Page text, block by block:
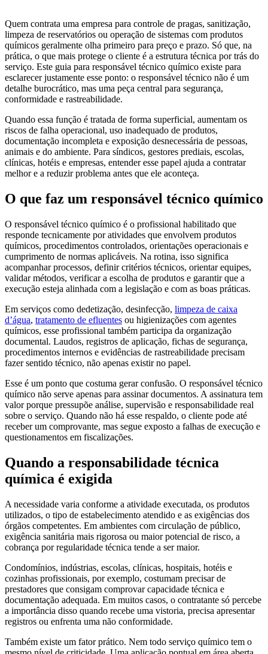
Quem contrata uma empresa para controle de pragas, sanitização,
limpeza de reservatórios ou operação de sistemas com produtos
químicos geralmente olha primeiro para preço e prazo. Só que, na
prática, o que mais protege o cliente é a estrutura técnica por trás do
serviço. Este guia para responsável técnico químico existe para
esclarecer justamente esse ponto: o responsável técnico não é um
detalhe burocrático, mas uma peça central para segurança,
conformidade e rastreabilidade.
Quando essa função é tratada de forma superficial, aumentam os
riscos de falha operacional, uso inadequado de produtos,
documentação incompleta e exposição desnecessária de pessoas,
animais e do ambiente. Para síndicos, gestores prediais, escolas,
clínicas, hotéis e empresas, entender esse papel ajuda a contratar
melhor e a reduzir problema antes que ele aconteça.
O que faz um responsável técnico químico
O responsável técnico químico é o profissional habilitado que
responde tecnicamente por atividades que envolvem produtos
químicos, procedimentos controlados, orientações operacionais e
cumprimento de normas aplicáveis. Na rotina, isso significa
acompanhar processos, definir critérios técnicos, orientar equipes,
validar métodos, verificar a escolha de produtos e garantir que a
execução esteja alinhada com a legislação e com as boas práticas.
Em serviços como dedetização, desinfecção, limpeza de caixa
d’água, tratamento de efluentes ou higienizações com agentes
químicos, esse profissional também participa da organização
documental. Laudos, registros de aplicação, fichas de segurança,
procedimentos internos e evidências de rastreabilidade precisam
fazer sentido técnico, não apenas existir no papel.
Esse é um ponto que costuma gerar confusão. O responsável técnico
químico não serve apenas para assinar documentos. A assinatura tem
valor porque pressupõe análise, supervisão e responsabilidade real
sobre o serviço. Quando não há esse respaldo, o cliente pode até
receber um comprovante, mas segue exposto a falhas de execução e
questionamentos em fiscalizações.
Quando a responsabilidade técnica
química é exigida
A necessidade varia conforme a atividade executada, os produtos
utilizados, o tipo de estabelecimento atendido e as exigências dos
órgãos competentes. Em ambientes com circulação de público,
exigência sanitária mais rigorosa ou maior potencial de risco, a
cobrança por regularidade técnica tende a ser maior.
Condomínios, indústrias, escolas, clínicas, hospitais, hotéis e
cozinhas profissionais, por exemplo, costumam precisar de
prestadores que consigam comprovar capacidade técnica e
documentação adequada. Em muitos casos, o contratante só percebe
a importância disso quando recebe uma vistoria, precisa apresentar
registros ou enfrenta uma não conformidade.
Também existe um fator prático. Nem todo serviço químico tem o